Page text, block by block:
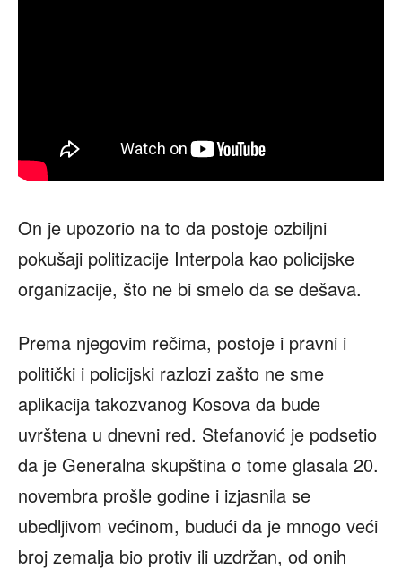
On je upozorio na to da postoje ozbiljni
pokušaji politizacije Interpola kao policijske
organizacije, što ne bi smelo da se dešava.
Prema njegovim rečima, postoje i pravni i
politički i policijski razlozi zašto ne sme
aplikacija takozvanog Kosova da bude
uvrštena u dnevni red. Stefanović je podsetio
da je Generalna skupština o tome glasala 20.
novembra prošle godine i izjasnila se
ubedljivom većinom, budući da je mnogo veći
broj zemalja bio protiv ili uzdržan, od onih